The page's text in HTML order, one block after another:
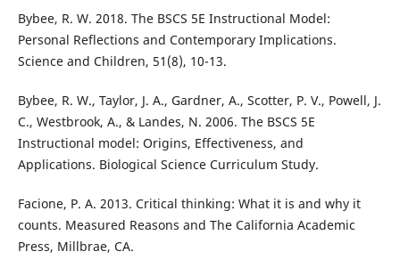
Bybee, R. W. 2018. The BSCS 5E Instructional Model:
Personal Reflections and Contemporary Implications.
Science and Children, 51(8), 10-13.
Bybee, R. W., Taylor, J. A., Gardner, A., Scotter, P. V., Powell, J.
C., Westbrook, A., & Landes, N. 2006. The BSCS 5E
Instructional model: Origins, Effectiveness, and
Applications. Biological Science Curriculum Study.
Facione, P. A. 2013. Critical thinking: What it is and why it
counts. Measured Reasons and The California Academic
Press, Millbrae, CA.